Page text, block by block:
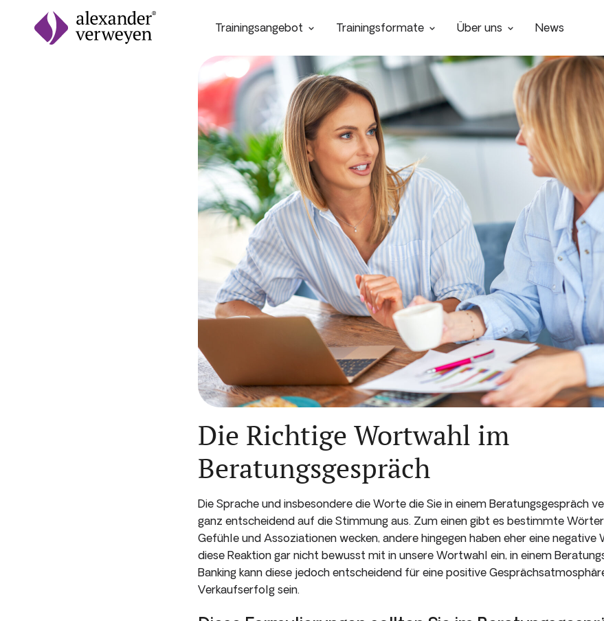
Zum Inhalt springen
Trainingsangebot Trainingsformate Über uns News
Die Richtige Wortwahl im
Beratungsgespräch
Die Sprache und insbesondere die Worte die Sie in einem Beratungsgespräch
ganz entscheidend auf die Stimmung aus. Zum einen gibt es bestimmte
Gefühle und Assoziationen wecken, andere hingegen haben eher eine negative
diese Reaktion gar nicht bewusst mit in unsere Wortwahl ein, in einem
Banking kann diese jedoch entscheidend für eine positive
Verkaufserfolg sein.